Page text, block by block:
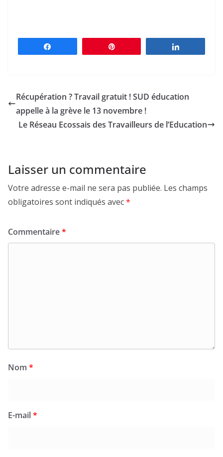
Récupération ? Travail gratuit ! SUD éducation
appelle à la grève le 13 novembre !
Le Réseau Ecossais des Travailleurs de l’Education
Laisser un commentaire
Votre adresse e-mail ne sera pas publiée. Les champs
obligatoires sont indiqués avec*
Commentaire*
Nom *
E-mail*